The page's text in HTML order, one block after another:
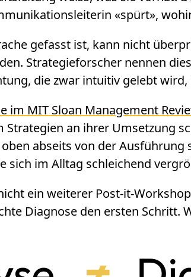
«spürt»,
gefasst ist, kann nicht
Strategieforscher nennen
die zwar intuitiv gelebt
im MIT Sloan Management
Strategien an ihrer Umsetzung
abseits von der Ausführung
sich im Alltag schleichend
ein weiterer Post-it-
Diagnose den ersten Schritt.